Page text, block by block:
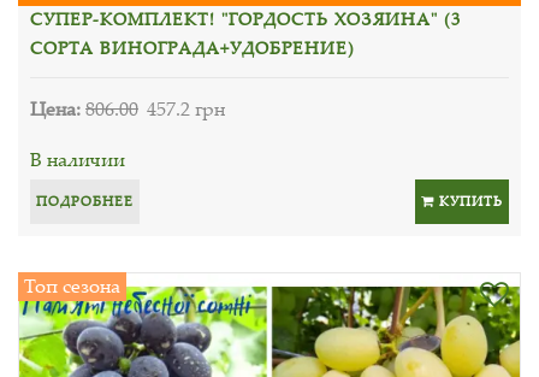
СУПЕР-КОМПЛЕКТ! "ГОРДОСТЬ ХОЗЯИНА" (3
СОРТА ВИНОГРАДА+УДОБРЕНИЕ)
Цена:806.00 457.2 грн
В наличии
ПОДРОБНЕЕ КУПИТЬ
Топ сезона